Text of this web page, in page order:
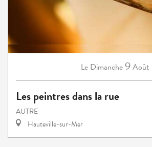
Le Dimanche9Août
Les peintres dans la rue
AUTRE
Hauteville-sur-Mer